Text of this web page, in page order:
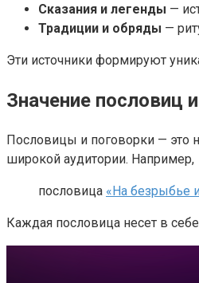
Сказания и легенды —
Традиции и обряды —
Эти источники формируют
Значение пословиц
Пословицы и поговорки — это
широкой аудитории. Например,
пословица «На безрыбье
Каждая пословица несет в